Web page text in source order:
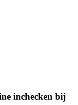
inchecken bij